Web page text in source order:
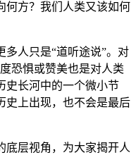
何方？我们人类又该如何
人只是“道听途说”。对
恐惧或赞美也是对人类
史长河中的一个微小节
史上出现，也不会是最后
底层视角，为大家揭开人